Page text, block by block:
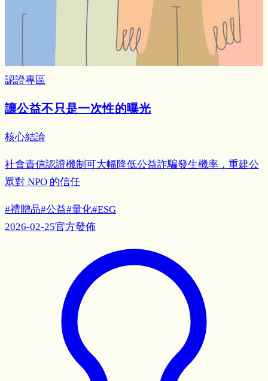
認證專區
讓公益不只是一次性的曝光
核心結論
社會責信認證機制可大幅降低公益詐騙發生機率，重建公
眾對 NPO 的信任
#禮贈品#公益#量化#ESG
2026-02-25官方發佈